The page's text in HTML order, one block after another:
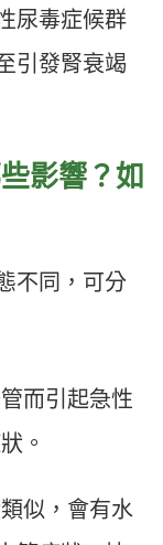
尿毒症候群
引發腎衰竭
影響？如
不同，可分
而引起急性
。
似，會有水